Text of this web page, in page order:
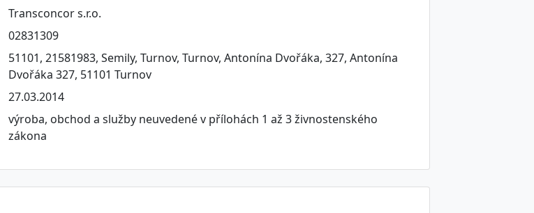
Transconcor s.r.o.
02831309
51101, 21581983, Semily, Turnov, Turnov, Antonína Dvořáka, 327, Antonína
Dvořáka 327, 51101 Turnov
27.03.2014
výroba, obchod a služby neuvedené v přílohách 1 až 3 živnostenského
zákona